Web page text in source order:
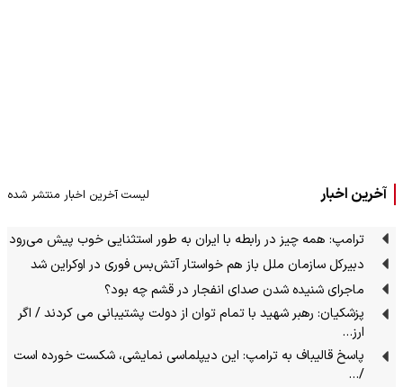
آخرین اخبار لیست آخرین اخبار منتشر شده
ترامپ: همه چیز در رابطه با ایران به طور استثنایی خوب پیش می‌رود
دبیرکل سازمان ملل باز هم خواستار آتش‌بس فوری در اوکراین شد
ماجرای شنیده شدن صدای انفجار در قشم چه بود؟
پزشکیان: رهبر شهید با تمام توان از دولت پشتیبانی می کردند / اگر
ارز…
پاسخ قالیباف به ترامپ: این دیپلماسی نمایشی، شکست خورده است
/…